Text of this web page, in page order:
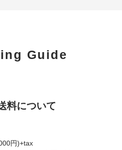
Guide
料について
円)+tax